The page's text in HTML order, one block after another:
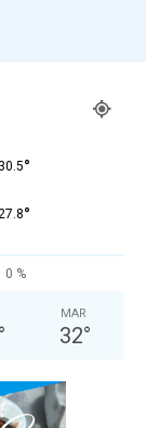
30.5°
27.8°
0 %
°
MAR
32°